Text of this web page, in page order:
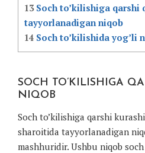
13Soch to’kilishiga qarshi
tayyorlanadigan niqob
14 Soch to’kilishida yog’li
SOCH TO’KILISHIGA
NIQOB
Soch to’kilishiga qarshi
sharoitida tayyorlanadigan
mashhuridir. Ushbu niqob